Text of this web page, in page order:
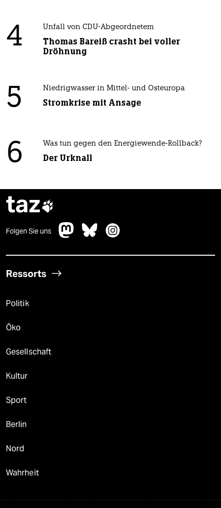
4 Unfall von CDU-Abgeordnetem
Thomas Bareiß crasht bei voller
Dröhnung
5 Niedrigwasser in Mittel- und Osteuropa
Stromkrise mit Ansage
6 Was tun gegen den Energiewende-Rollback?
Der Urknall
taz
Folgen Sie uns
Ressorts
Politik
Öko
Gesellschaft
Kultur
Sport
Berlin
Nord
Wahrheit